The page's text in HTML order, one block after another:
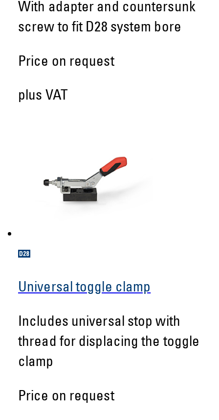
With adapter and countersunk
screw to fit D28 system bore
Price on request
plus VAT
Universal toggle clamp
Includes universal stop with
thread for displacing the toggle
clamp
Price on request